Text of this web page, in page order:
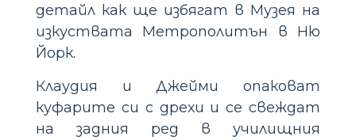
детайл как ще избягат в Музея на
изкуствата Метрополитън в Ню
Йорк.
Клаудия и Джейми опаковат
куфарите си с дрехи и се свеждат
на задния ред в училищния